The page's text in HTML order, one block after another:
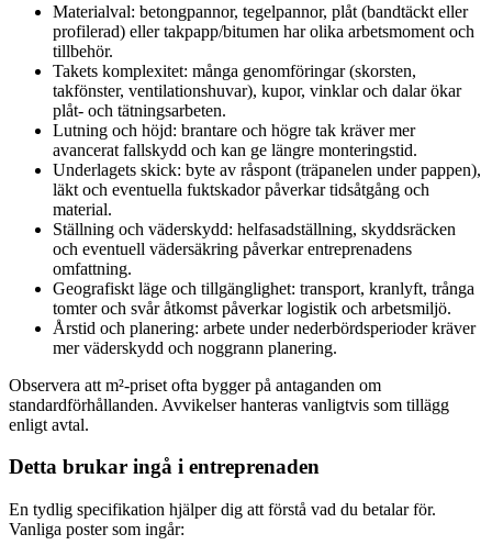
Materialval: betongpannor, tegelpannor, plåt (bandtäckt eller
profilerad) eller takpapp/bitumen har olika arbetsmoment och
tillbehör.
Takets komplexitet: många genomföringar (skorsten,
takfönster, ventilationshuvar), kupor, vinklar och dalar ökar
plåt- och tätningsarbeten.
Lutning och höjd: brantare och högre tak kräver mer
avancerat fallskydd och kan ge längre monteringstid.
Underlagets skick: byte av råspont (träpanelen under pappen),
läkt och eventuella fuktskador påverkar tidsåtgång och
material.
Ställning och väderskydd: helfasadställning, skyddsräcken
och eventuell vädersäkring påverkar entreprenadens
omfattning.
Geografiskt läge och tillgänglighet: transport, kranlyft, trånga
tomter och svår åtkomst påverkar logistik och arbetsmiljö.
Årstid och planering: arbete under nederbördsperioder kräver
mer väderskydd och noggrann planering.
Observera att m²-priset ofta bygger på antaganden om
standardförhållanden. Avvikelser hanteras vanligtvis som tillägg
enligt avtal.
Detta brukar ingå i entreprenaden
En tydlig specifikation hjälper dig att förstå vad du betalar för.
Vanliga poster som ingår: